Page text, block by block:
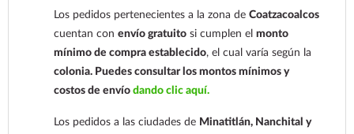
nuestro
921 261 8491
Los pedidos pertenecientes a la zona deCoatzacoalcos
cuentan conenvío gratuito si cumplen elmonto
mínimo de compra establecido, el cual varía según la
colonia. Puedes consultar los montos mínimos y
costos de envíodando clic aquí.
Los pedidos a las ciudades de Minatitlán, Nanchital y